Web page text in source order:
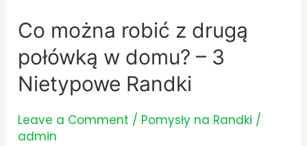
Co można robić z drugą
połówką w domu? – 3
Nietypowe Randki
Leave a Comment / Pomysły na Randki /
admin